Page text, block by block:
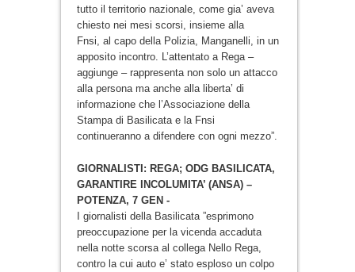
tutto il territorio nazionale, come gia’ aveva
chiesto nei mesi scorsi, insieme alla
Fnsi, al capo della Polizia, Manganelli, in un
apposito incontro. L’attentato a Rega –
aggiunge – rappresenta non solo un attacco
alla persona ma anche alla liberta’ di
informazione che l’Associazione della
Stampa di Basilicata e la Fnsi
continueranno a difendere con ogni mezzo”.
GIORNALISTI: REGA; ODG BASILICATA,
GARANTIRE INCOLUMITA’ (ANSA) –
POTENZA, 7 GEN -
I giornalisti della Basilicata ”esprimono
preoccupazione per la vicenda accaduta
nella notte scorsa al collega Nello Rega,
contro la cui auto e’ stato esploso un colpo